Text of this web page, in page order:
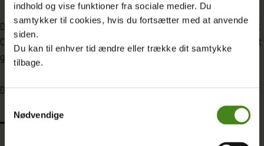
indhold og vise funktioner fra sociale medier. Du
samtykker til cookies, hvis du fortsætter med at anvende
siden.
Du kan til enhver tid ændre eller trække dit samtykke
tilbage.
Nødvendige
Det er vigtigt, at et nyt klimafinansieringsmål, der skal aftales til
COP’en er tilstrækkeligt stort til at møde behovet hos lande i det
globale syd.
Dette kan f.eks. ske ved at:
Reducere udledningerne fra de rigeste.
Regeringer – inkl.